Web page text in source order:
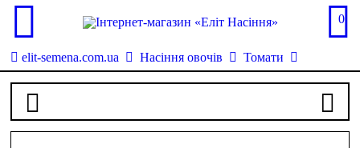
0
elit-semena.com.ua Насіння овочів Томати